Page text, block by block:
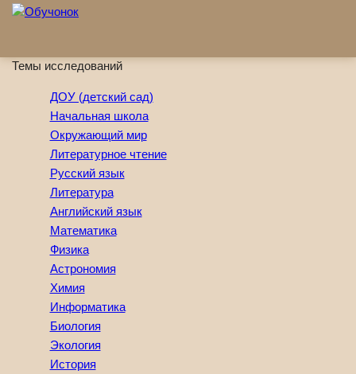
Перейти к основному содержанию
Темы исследований
ДОУ (детский сад)
Начальная школа
Окружающий мир
Литературное чтение
Русский язык
Литература
Английский язык
Математика
Физика
Астрономия
Химия
Информатика
Биология
Экология
История